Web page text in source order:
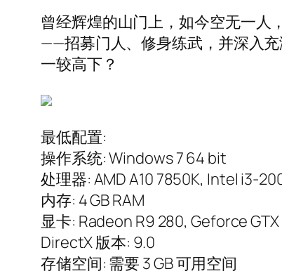
曾经辉煌的山门上，如今空无一人
——招募门人、修身练武，并深入
一较高下？
最低配置:
操作系统: Windows 7 64 bit
处理器: AMD A10 7850K, Intel i3-
内存: 4 GB RAM
显卡: Radeon R9 280, Geforce
DirectX 版本: 9.0
存储空间: 需要 3 GB 可用空间